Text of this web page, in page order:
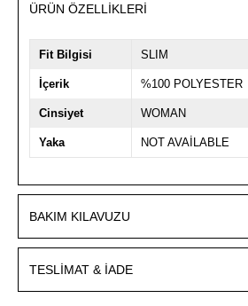
ÜRÜN ÖZELLIKLERI
Fit Bilgisi SLIM
İçerik %100 POLYESTER
Cinsiyet WOMAN
Yaka NOT AVAİLABLE
BAKIM KILAVUZU
TESLIMAT & İADE